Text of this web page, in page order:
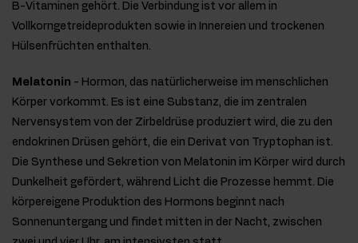
B-Vitaminen gehört. Die Verbindung ist vor allem in
Vollkorngetreideprodukten sowie in Innereien und trockenen
Hülsenfrüchten enthalten.
Melatonin - Hormon, das natürlicherweise im menschlichen
Körper vorkommt. Es ist eine Substanz, die im zentralen
Nervensystem von der Zirbeldrüse produziert wird, die zu den
endokrinen Drüsen gehört, die ein Derivat von Tryptophan ist.
Die Synthese und Sekretion von Melatonin im Körper wird durch
Dunkelheit gefördert, während Licht die Prozesse hemmt. Die
körpereigene Produktion des Hormons beginnt nach
Sonnenuntergang und findet mitten in der Nacht, zwischen